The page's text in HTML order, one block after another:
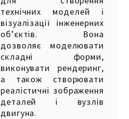
технічних моделей і
візуалізації інженерних
об’єктів. Вона
дозволяє моделювати
складні форми,
виконувати рендеринг,
а також створювати
реалістичні зображення
деталей і вузлів
двигуна.